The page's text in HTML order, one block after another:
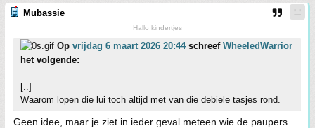
Mubassie
Hallo kindertjes
Op vrijdag 6 maart 2026 20:44schreef WheeledWarrior
het volgende:
[..]
Waarom lopen die lui toch altijd met van die debiele tasjes rond.
Geen idee, maar je ziet in ieder geval meteen wie de paupers